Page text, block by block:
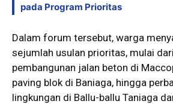
pada Program Prioritas
Dalam forum tersebut, warga
sejumlah usulan prioritas, mulai
pembangunan jalan beton di
paving blok di Baniaga, hingga
lingkungan di Ballu-ballu Taniaga